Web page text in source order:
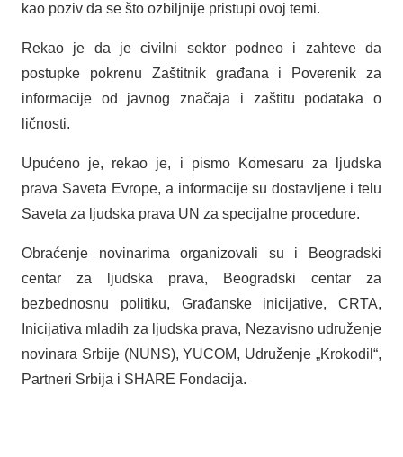
kao poziv da se što ozbiljnije pristupi ovoj temi.
Rekao je da je civilni sektor podneo i zahteve da
postupke pokrenu Zaštitnik građana i Poverenik za
informacije od javnog značaja i zaštitu podataka o
ličnosti.
Upućeno je, rekao je, i pismo Komesaru za ljudska
prava Saveta Evrope, a informacije su dostavljene i telu
Saveta za ljudska prava UN za specijalne procedure.
Obraćenje novinarima organizovali su i Beogradski
centar za ljudska prava, Beogradski centar za
bezbednosnu politiku, Građanske inicijative, CRTA,
Inicijativa mladih za ljudska prava, Nezavisno udruženje
novinara Srbije (NUNS), YUCOM, Udruženje „Krokodil“,
Partneri Srbija i SHARE Fondacija.